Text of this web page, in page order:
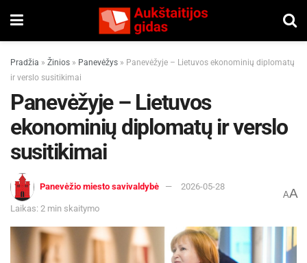
Pradžia » Žinios » Panevėžys » Panevėžyje – Lietuvos ekonominių diplomatų
ir verslo susitikimai
Panevėžyje – Lietuvos
ekonominių diplomatų ir verslo
susitikimai
Panevėžio miesto savivaldybė 2026-05-28
Laikas: 2 min skaitymo
AA